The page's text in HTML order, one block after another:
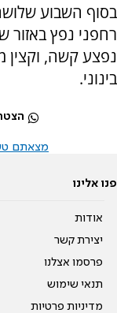
בסוף השבוע
רחפני נפץ באזור
נפצע קשה, וקצין
בינוני.
מצאתם
פנו אלינו
אודות
יצירת קשר
פרסמו אצלנו
תנאי שימוש
מדיניות פרטיות